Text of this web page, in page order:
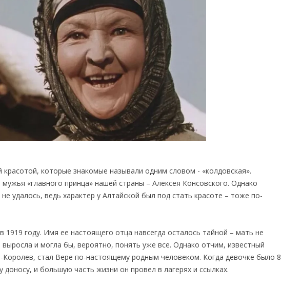
которые знакомые называли одним словом - «колдовская».
«главного принца» нашей страны – Алексея Консовского. Однако
удалось, ведь характер у Алтайской был под стать красоте – тоже по-
году. Имя ее настоящего отца навсегда осталось тайной – мать не
и могла бы, вероятно, понять уже все. Однако отчим, известный
Королев, стал Вере по-настоящему родным человеком. Когда девочке было 8
и большую часть жизни он провел в лагерях и ссылках.